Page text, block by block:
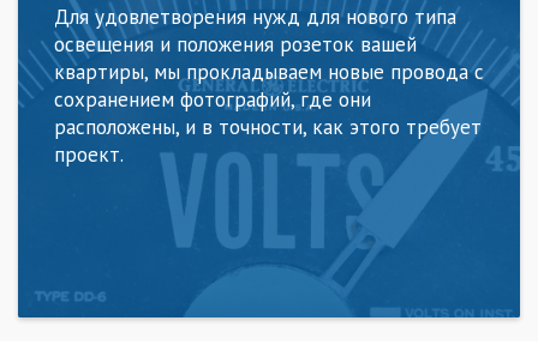
Для удовлетворения нужд для нового типа
освещения и положения розеток вашей
квартиры, мы прокладываем новые провода с
сохранением фотографий, где они
расположены, и в точности, как этого требует
проект.